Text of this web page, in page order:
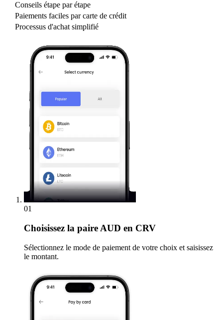
Conseils étape par étape
Paiements faciles par carte de crédit
Processus d'achat simplifié
01
Choisissez la paire AUD en CRV
Sélectionnez le mode de paiement de votre choix et saisissez
le montant.